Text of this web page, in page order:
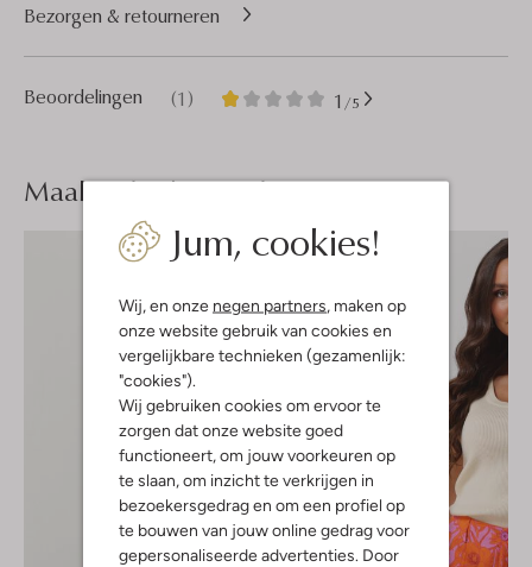
Jum, cookies!
Wij, en onze negen partners, maken op
onze website gebruik van cookies en
vergelijkbare technieken (gezamenlijk:
"cookies").
Wij gebruiken cookies om ervoor te
zorgen dat onze website goed
functioneert, om jouw voorkeuren op
te slaan, om inzicht te verkrijgen in
bezoekersgedrag en om een profiel op
te bouwen van jouw online gedrag voor
gepersonaliseerde advertenties. Door
Beoordelingen (1) 1 /5
1
1
Bezorgen & retourneren
Maak jelook compleet